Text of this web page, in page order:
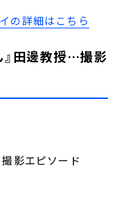
の詳細はこちら
』田邊教授…撮影
影エピソード